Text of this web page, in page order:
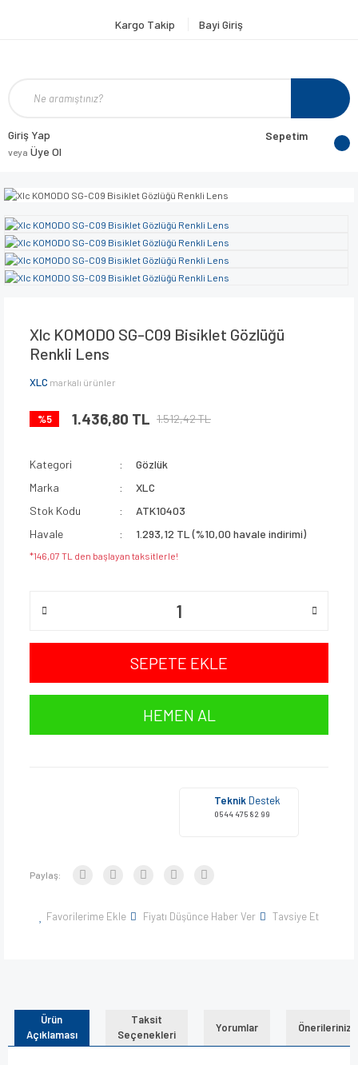
Kargo Takip Bayi Giriş
Giriş Yap
veya Üye Ol
Sepetim
Xlc KOMODO SG-C09 Bisiklet Gözlüğü
Renkli Lens
XLC markalı ürünler
%5 1.436,80 TL 1.512,42 TL
Kategori
Gözlük
Marka
XLC
Stok Kodu
ATK10403
Havale
1.293,12 TL (%10,00 havale indirimi)
*146,07 TL den başlayan taksitlerle!
SEPETE EKLE
HEMEN AL
Teknik Destek
0544 475 82 99
Paylaş:
Favorilerime Ekle Fiyatı Düşünce Haber Ver Tavsiye Et
Ürün
Açıklaması
Taksit
Seçenekleri
Yorumlar Önerileriniz